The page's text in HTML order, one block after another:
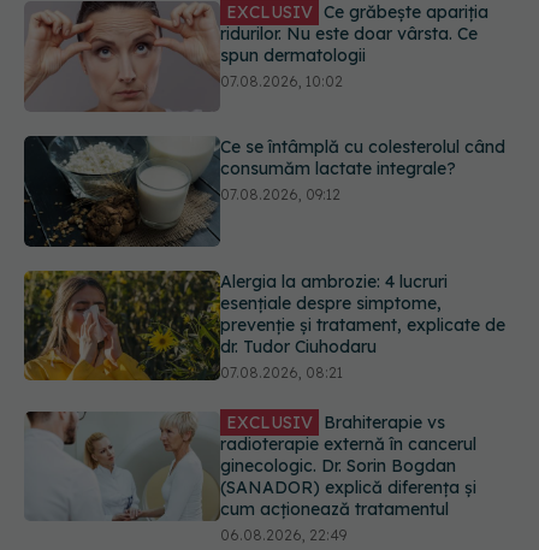
Ce se întâmplă cu colesterolul când
consumăm lactate integrale?
07.08.2026, 09:12
Alergia la ambrozie: 4 lucruri
esențiale despre simptome,
prevenție și tratament, explicate de
EXCLUSIV Brahiterapie vs
radioterapie externă în cancerul
ginecologic. Dr. Sorin Bogdan
(SANADOR) explică diferența și
cum acționează tratamentul
EXCLUSIV De ce unele paciente
cu cancer de col uterin nu mai ajung
la operație. Dr. Sorin Bogdan
(SANADOR): Intervenția
chirurgicală, doar în situații